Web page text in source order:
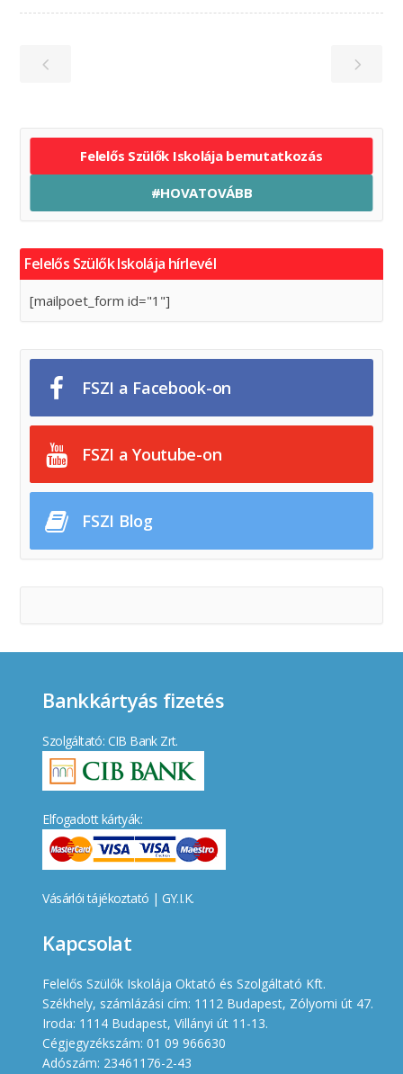
Felelős Szülők Iskolája bemutatkozás
#HOVATOVÁBB
Felelős Szülők Iskolája hírlevél
[mailpoet_form id="1"]
FSZI a Facebook-on
FSZI a Youtube-on
FSZI Blog
Bankkártyás fizetés
Szolgáltató: CIB Bank Zrt.
Elfogadott kártyák:
Vásárlói tájékoztató | GY.I.K.
Kapcsolat
Felelős Szülők Iskolája Oktató és Szolgáltató Kft.
Székhely, számlázási cím: 1112 Budapest, Zólyomi út 47.
Iroda: 1114 Budapest, Villányi út 11-13.
Cégjegyzékszám: 01 09 966630
Adószám: 23461176-2-43